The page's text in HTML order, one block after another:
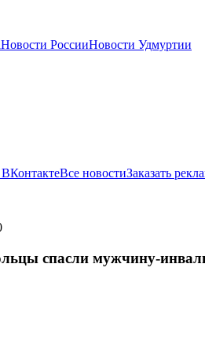
Новости РоссииНовости Удмуртии
Все новостиЗаказать
спасли мужчину-